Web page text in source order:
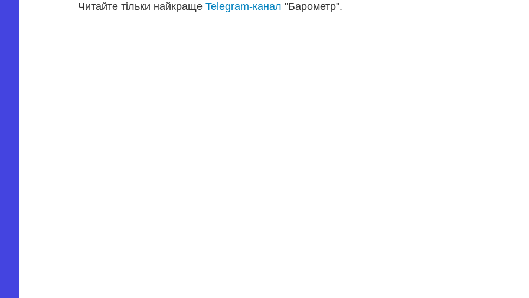
Читайте тільки найкраще Telegram-канал "Барометр".